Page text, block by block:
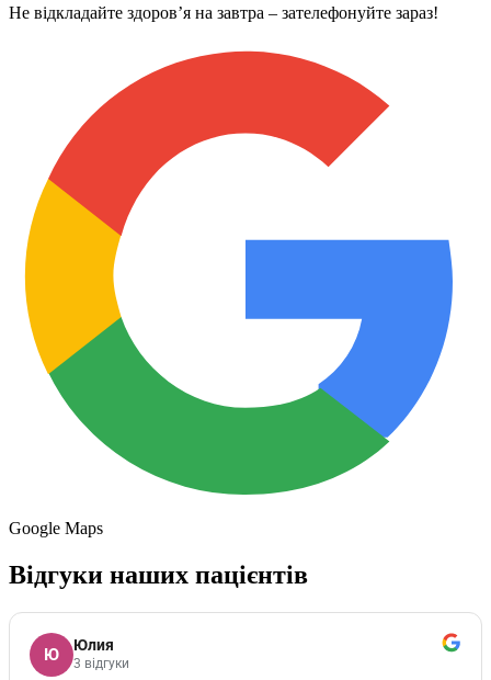
Не відкладайте здоров’я на завтра – зателефонуйте зараз!
Google Maps
Відгуки наших пацієнтів
Ю Юлия
3 відгуки